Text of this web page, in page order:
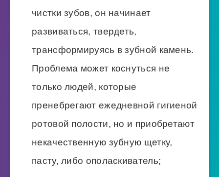
чистки зубов, он начинает
развиваться, твердеть,
трансформируясь в зубной камень.
Проблема может коснуться не
только людей, которые
пренебрегают ежедневной гигиеной
ротовой полости, но и приобретают
некачественную зубную щетку,
пасту, либо ополаскиватель;